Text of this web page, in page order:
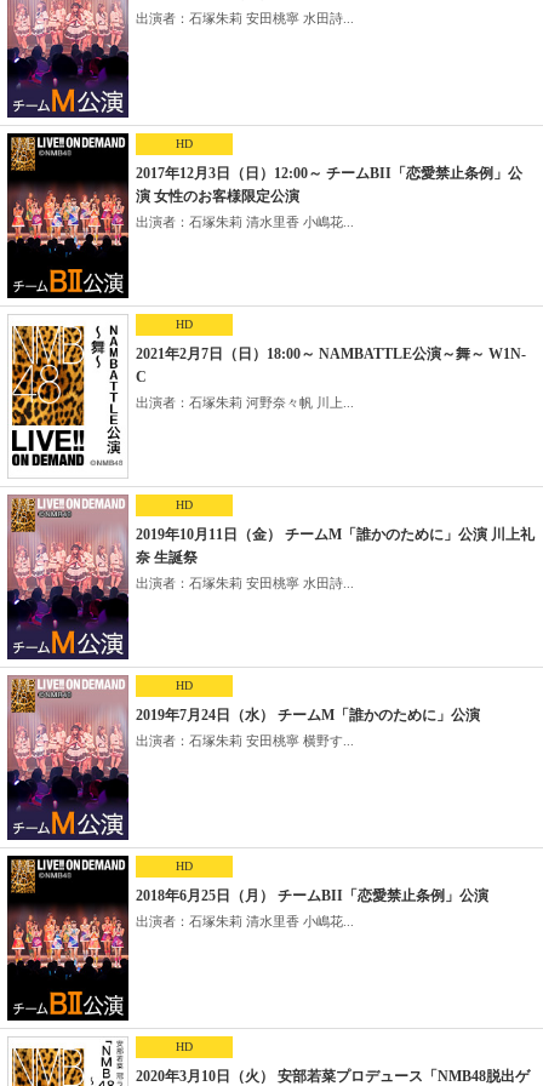
出演者：石塚朱莉 安田桃寧 水田詩...
HD
2017年12月3日（日）12:00～ チームBII「恋愛禁止条例」公
演 女性のお客様限定公演
出演者：石塚朱莉 清水里香 小嶋花...
HD
2021年2月7日（日）18:00～ NAMBATTLE公演～舞～ W1N-
C
出演者：石塚朱莉 河野奈々帆 川上...
HD
2019年10月11日（金） チームM「誰かのために」公演 川上礼
奈 生誕祭
出演者：石塚朱莉 安田桃寧 水田詩...
HD
2019年7月24日（水） チームM「誰かのために」公演
出演者：石塚朱莉 安田桃寧 横野す...
HD
2018年6月25日（月） チームBII「恋愛禁止条例」公演
出演者：石塚朱莉 清水里香 小嶋花...
HD
2020年3月10日（火） 安部若菜プロデュース「NMB48脱出ゲ